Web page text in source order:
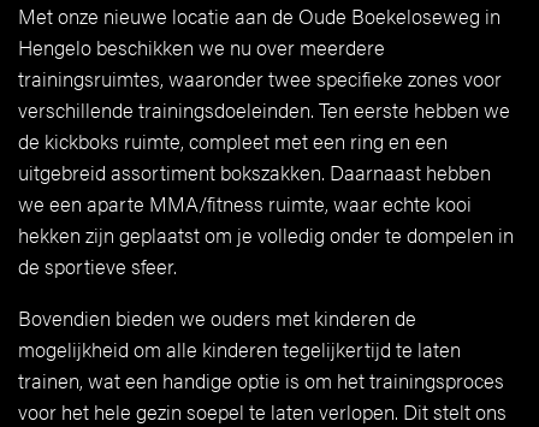
Met onze nieuwe locatie aan de Oude Boekeloseweg in
Hengelo beschikken we nu over meerdere
trainingsruimtes, waaronder twee specifieke zones voor
verschillende trainingsdoeleinden. Ten eerste hebben we
de kickboks ruimte, compleet met een ring en een
uitgebreid assortiment bokszakken. Daarnaast hebben
we een aparte MMA/fitness ruimte, waar echte kooi
hekken zijn geplaatst om je volledig onder te dompelen in
de sportieve sfeer.
Bovendien bieden we ouders met kinderen de
mogelijkheid om alle kinderen tegelijkertijd te laten
trainen, wat een handige optie is om het trainingsproces
voor het hele gezin soepel te laten verlopen. Dit stelt ons